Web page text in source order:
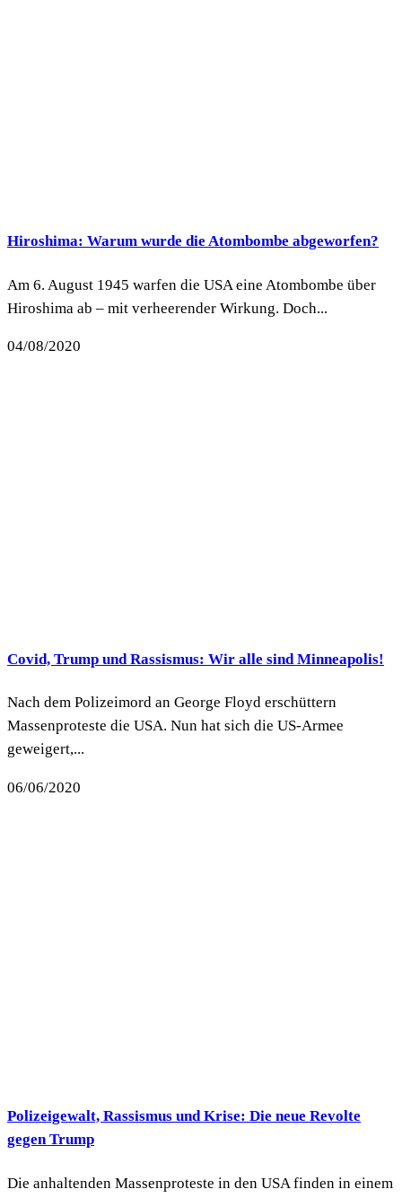
Hiroshima: Warum wurde die Atombombe abgeworfen?
Am 6. August 1945 warfen die USA eine Atombombe über
Hiroshima ab – mit verheerender Wirkung. Doch...
04/08/2020
Covid, Trump und Rassismus: Wir alle sind Minneapolis!
Nach dem Polizeimord an George Floyd erschüttern
Massenproteste die USA. Nun hat sich die US-Armee
geweigert,...
06/06/2020
Polizeigewalt, Rassismus und Krise: Die neue Revolte
gegen Trump
Die anhaltenden Massenproteste in den USA finden in einem